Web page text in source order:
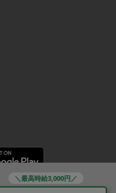
＼最高時給3,000円／